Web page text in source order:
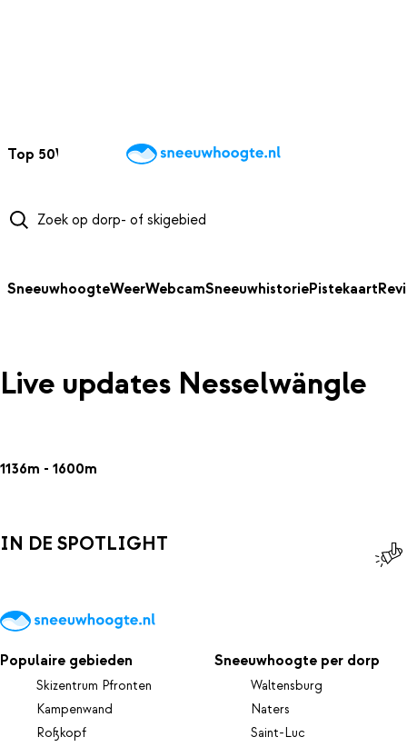
Top 50Webcams WintersportweerKaarten
SneeuwhoogteWeerWebcamSneeuwhistoriePistekaart
Live updates Nesselwängle
1136m - 1600m
IN DE SPOTLIGHT
Populaire gebieden
Skizentrum Pfronten
Kampenwand
Roßkopf
Sneeuwhoogte per dorp
Waltensburg
Naters
Saint-Luc